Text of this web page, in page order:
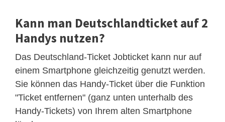
Kann man Deutschlandticket auf 2
Handys nutzen?
Das Deutschland-Ticket Jobticket kann nur auf
einem Smartphone gleichzeitig genutzt werden.
Sie können das Handy-Ticket über die Funktion
"Ticket entfernen" (ganz unten unterhalb des
Handy-Tickets) von Ihrem alten Smartphone